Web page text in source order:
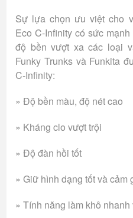
Sự lựa chọn ưu việt cho
Eco C-Infinity có sức
độ bền vượt xa các loại
Funky Trunks và Funkita
C-Infinity:
» Độ bền màu, độ nét cao
» Kháng clo vượt trội
» Độ đàn hồi tốt
» Giữ hình dạng tốt và cảm
» Tính năng làm khô